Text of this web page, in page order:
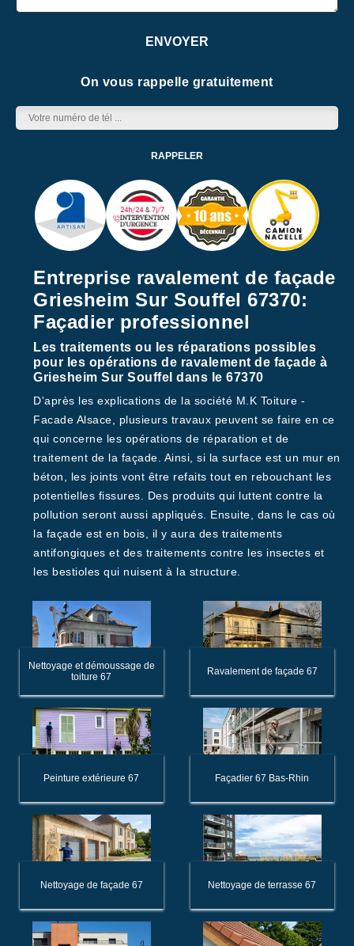
On vous rappelle gratuitement
Entreprise ravalement de façade
Griesheim Sur Souffel 67370:
Façadier professionnel
Les traitements ou les réparations possibles
pour les opérations de ravalement de façade à
Griesheim Sur Souffel dans le 67370
D'après les explications de la société M.K Toiture -
Facade Alsace, plusieurs travaux peuvent se faire en ce
qui concerne les opérations de réparation et de
traitement de la façade. Ainsi, si la surface est un mur en
béton, les joints vont être refaits tout en rebouchant les
potentielles fissures. Des produits qui luttent contre la
pollution seront aussi appliqués. Ensuite, dans le cas où
la façade est en bois, il y aura des traitements
antifongiques et des traitements contre les insectes et
les bestioles qui nuisent à la structure.
Nettoyage et démoussage de
toiture 67
Ravalement de façade 67
Peinture extérieure 67 Façadier 67 Bas-Rhin
Nettoyage de façade 67 Nettoyage de terrasse 67